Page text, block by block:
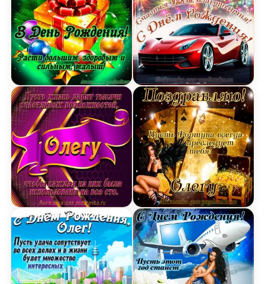
Открытка Олегу в День Рождения, расти
Открытка с Днём Рождения Олегу с
Открытка Олегу на День
Открытка Олегу в День